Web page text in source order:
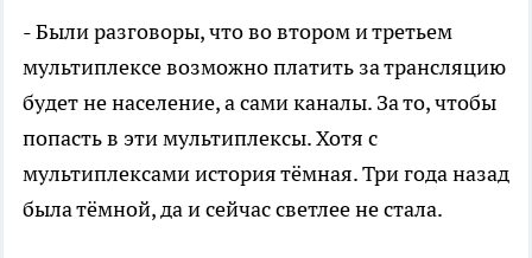
- Были разговоры, что во втором и третьем
мультиплексе возможно платить за трансляцию
будет не население, а сами каналы. За то, чтобы
попасть в эти мультиплексы. Хотя с
мультиплексами история тёмная. Три года назад
была тёмной, да и сейчас светлее не стала.